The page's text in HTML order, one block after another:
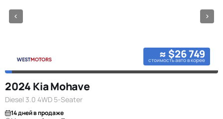
≈ $26 749
стоимость авто в корее
2024 Kia Mohave
Diesel 3.0 4WD 5-Seater
14 дней в продаже